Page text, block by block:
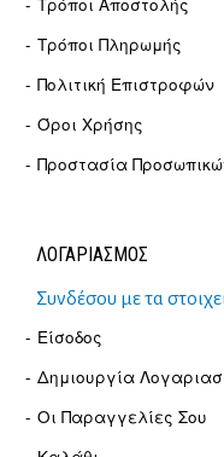
Τρόποι Αποστολής
Τρόποι Πληρωμής
Πολιτική Επιστροφών
Όροι Χρήσης
Προστασία
ΛΟΓΑΡΙΑΣΜΟΣ
Συνδέσου με τα
Είσοδος
Δημιουργία
Οι Παραγγελίες Σου